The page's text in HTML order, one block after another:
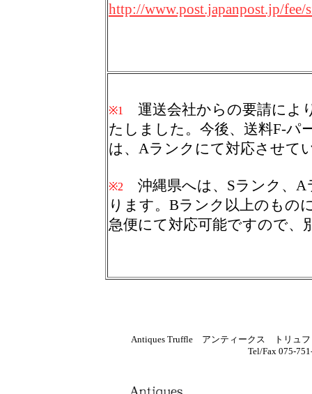
http://www.post.japanpost.jp/
※1
運送会社からの要請によ
たしました。今後、送料F-パ
は、Aランクにて対応させて
※2
沖縄県へは、Sランク、
ります。Bランク以上のもの
急便にて対応可能ですので、
Antiques Truffle アンティークス トリ
Tel/Fax 075-